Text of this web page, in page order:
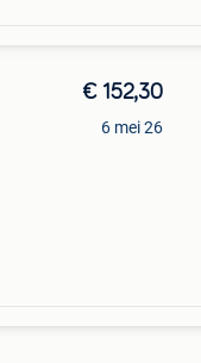
€ 152,30
6 mei 26